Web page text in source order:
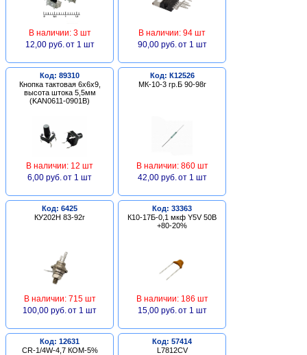
В наличии: 3 шт
12,00 руб. от 1 шт
В наличии: 94 шт
90,00 руб. от 1 шт
Код: 89310
Кнопка тактовая 6х6х9,
высота штока 5,5мм
(KAN0611-0901B)
В наличии: 12 шт
6,00 руб. от 1 шт
Код: К12526
МК-10-3 гр.Б 90-98г
В наличии: 860 шт
42,00 руб. от 1 шт
Код: 6425
КУ202Н 83-92г
В наличии: 715 шт
100,00 руб. от 1 шт
Код: 33363
К10-17Б-0,1 мкф Y5V 50В
+80-20%
В наличии: 186 шт
15,00 руб. от 1 шт
Код: 12631
CR-1/4W-4,7 КОМ-5%
Код: 57414
L7812CV